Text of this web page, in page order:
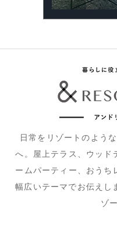
日常をリゾートのよう
へ。屋上テラス、ウッド
ームパーティー、おうち
幅広いテーマでお伝え
ゾ